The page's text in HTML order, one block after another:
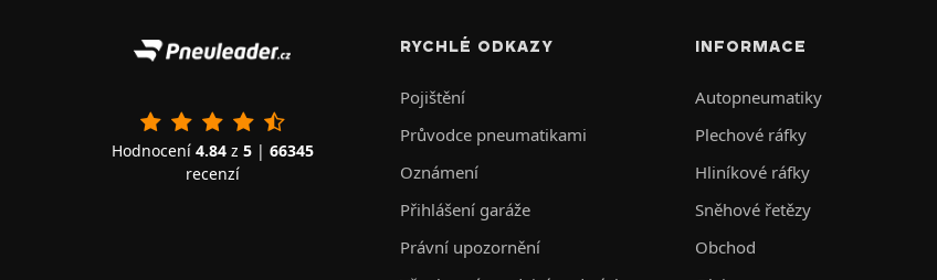
Hodnocení 4.84z 5| 66345
recenzí
RYCHLÉ ODKAZY
Pojištění
Průvodce pneumatikami
Oznámení
Přihlášení garáže
Právní upozornění
INFORMACE
Autopneumatiky
Plechové ráfky
Hliníkové ráfky
Sněhové řetězy
Obchod